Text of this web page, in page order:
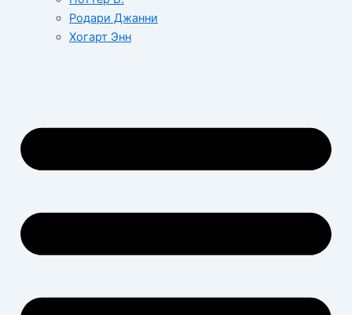
Родари Джанни
Хогарт Энн